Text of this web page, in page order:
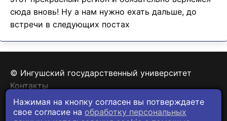
сюда вновь! Ну а нам нужно ехать дальше, до
встречи в следующих постах
© Ингушский государственный университет
Контакты
Политика конфиденциальности
Нажимая на кнопку согласен вы потверждаете
свое согласие на обработку персональных